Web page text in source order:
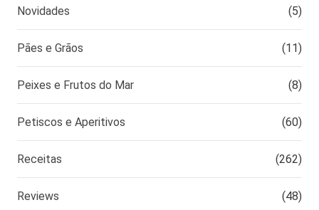
Novidades (5)
Pães e Grãos (11)
Peixes e Frutos do Mar (8)
Petiscos e Aperitivos (60)
Receitas (262)
Reviews (48)